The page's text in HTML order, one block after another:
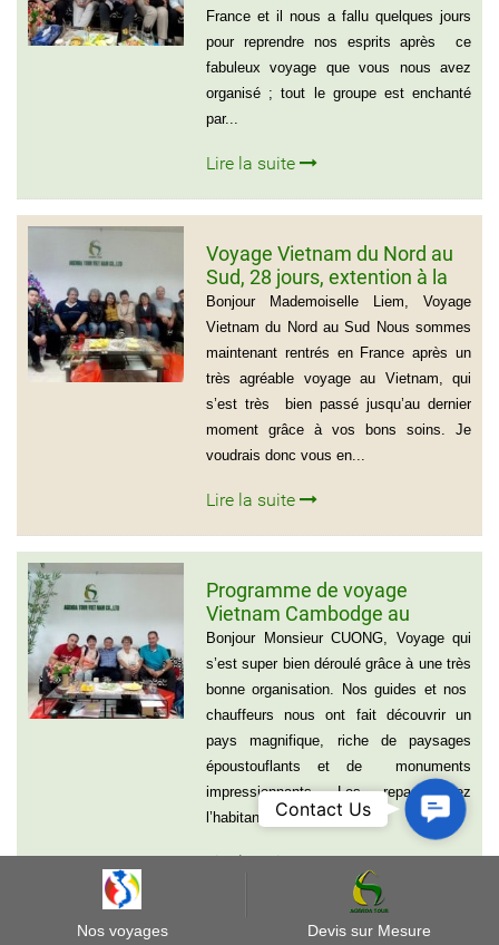
France et il nous a fallu quelques jours
pour reprendre nos esprits après ce
fabuleux voyage que vous nous avez
organisé ; tout le groupe est enchanté
par...
Lire la suite
Voyage Vietnam du Nord au
Sud, 28 jours, extention à la
plage de Muine du groupe de
Mr Thierry Voinier
Bonjour Mademoiselle Liem, Voyage
Vietnam du Nord au Sud Nous sommes
maintenant rentrés en France après un
très agréable voyage au Vietnam, qui
s’est très bien passé jusqu’au dernier
moment grâce à vos bons soins. Je
voudrais donc vous en...
Lire la suite
Programme de voyage
Vietnam Cambodge au
groupe de Madame CATHY et
les amis
Bonjour Monsieur CUONG, Voyage qui
s’est super bien déroulé grâce à une très
bonne organisation. Nos guides et nos
chauffeurs nous ont fait découvrir un
pays magnifique, riche de paysages
époustouflants et de monuments
impressionnants. Les repas chez
l’habitant, les...
Lire la suite
Nos voyages Devis sur Mesure
Contact
Contact Us